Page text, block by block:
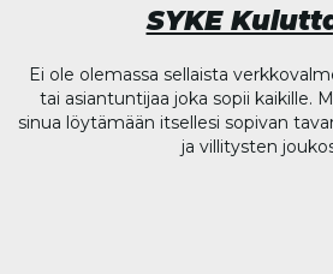
SYKE
Ei ole olemassa sellaista
tai asiantuntijaa joka sopii kaikille.
sinua löytämään itsellesi sopivan
ja villitysten